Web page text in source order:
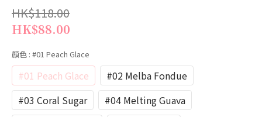
HK$118.00
HK$88.00
顏色 : #01 Peach Glace
#01 Peach Glace
#02 Melba Fondue
#03 Coral Sugar
#04 Melting Guava